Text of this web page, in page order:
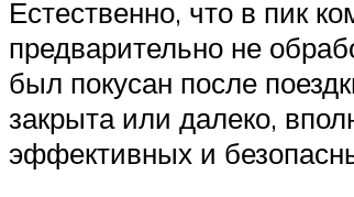
Естественно, что в пик
предварительно не
был покусан после
закрыта или далеко,
эффективных и